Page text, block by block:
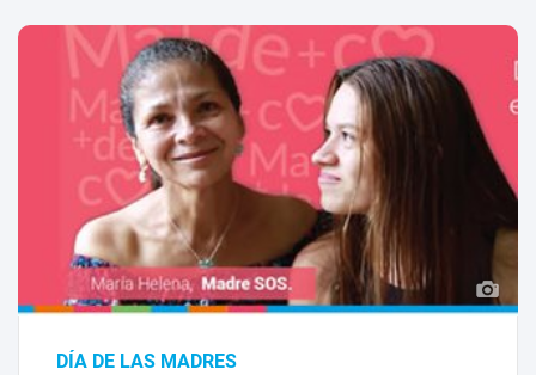
DÍA DE LAS MADRES